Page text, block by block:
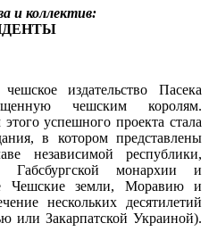
и коллектив:
издательство Пасека
чешским королям.
успешного проекта стала
в котором представлены
независимой республики,
Габсбургской монархии и
Чешские земли, Моравию и
нескольких десятилетий
или Закарпатской Украиной).